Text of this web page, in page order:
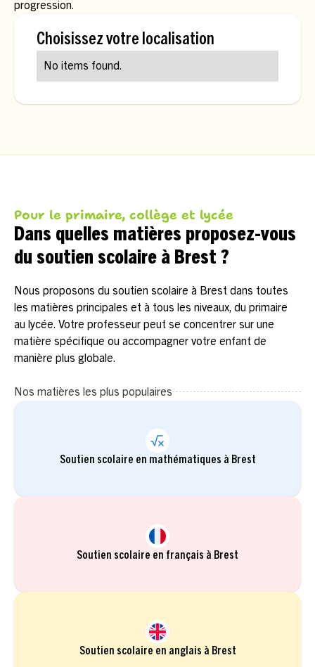
progression.
Choisissez votre localisation
No items found.
Pour le primaire, collège et lycée
Dans quelles matières proposez-vous
du soutien scolaire à Brest ?
Nous proposons du soutien scolaire à Brest dans toutes
les matières principales et à tous les niveaux, du primaire
au lycée. Votre professeur peut se concentrer sur une
matière spécifique ou accompagner votre enfant de
manière plus globale.
Nos matières les plus populaires
Soutien scolaire en mathématiques à Brest
Soutien scolaire en français à Brest
Soutien scolaire en anglais à Brest